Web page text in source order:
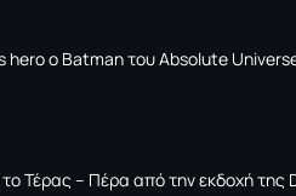
hero ο Batman του Absolute
Τέρας – Πέρα από την εκδοχή της